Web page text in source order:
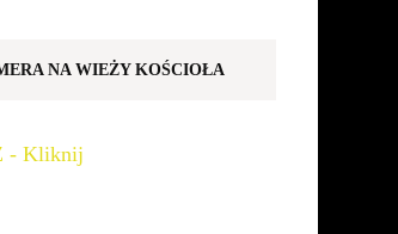
NA WIEŻY KOŚCIOŁA
- Kliknij